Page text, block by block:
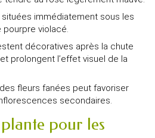
immédiatement sous les
violacé.
décoratives après la chute
prolongent l’effet visuel de la
fleurs fanées peut favoriser
secondaires.
pour les